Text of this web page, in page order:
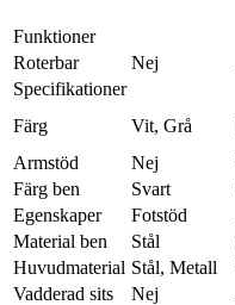
Funktioner
Roterbar
Nej
Specifikationer
Färg
Vit, Grå
Armstöd
Nej
Färg ben
Svart
Egenskaper
Fotstöd
Material ben
Stål
Huvudmaterial Stål, Metall
Vadderad sits
Nej